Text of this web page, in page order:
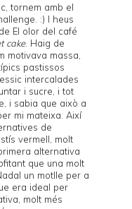
tornem amb el
. :) I heus
El olor del café
cake. Haig de
motivava massa,
pastissos
intercalades
i sucre, i tot
i sabia que això a
mi mateixa. Així
de
vermell, molt
alternativa
que una molt
un motlle per a
era ideal per
molt més